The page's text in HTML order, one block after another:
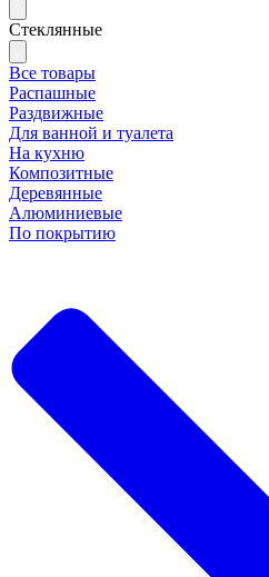
Стеклянные
Все товары
Распашные
Раздвижные
Для ванной и туалета
На кухню
Композитные
Деревянные
Алюминиевые
По покрытию